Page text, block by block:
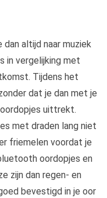
dan altijd naar muziek
in vergelijking met
Tijdens het
dat je dan met je
uittrekt.
met draden lang niet
friemelen voordat je
oordopjes en
zijn dan regen- en
bevestigd in je oor